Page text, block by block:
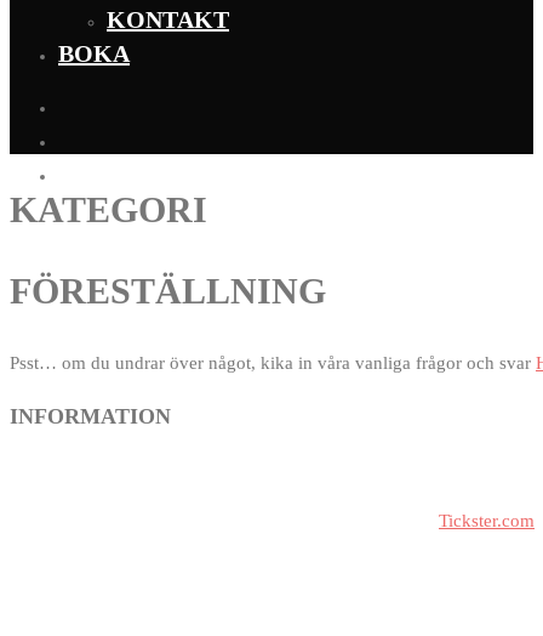
KONTAKT
BOKA
KATEGORI
FÖRESTÄLLNING
Psst… om du undrar över något, kika in våra vanliga frågor och svar
INFORMATION
Tickster.com